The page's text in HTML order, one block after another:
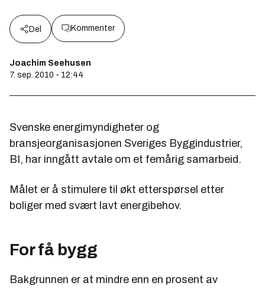
Del Kommenter
Joachim Seehusen
7. sep. 2010 - 12:44
Svenske energimyndigheter og
bransjeorganisasjonen Sveriges Byggindustrier,
BI, har inngått avtale om et femårig samarbeid.
Målet er å stimulere til økt etterspørsel etter
boliger med svært lavt energibehov.
For få bygg
Bakgrunnen er at mindre enn en prosent av